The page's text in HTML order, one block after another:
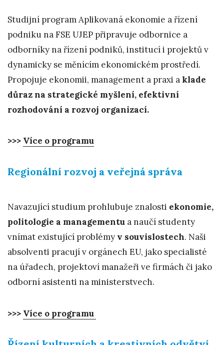
Studijní program Aplikovaná ekonomie a řízení
podniku na FSE UJEP připravuje odbornice a
odborníky na řízení podniků, institucí i projektů v
dynamicky se měnícím ekonomickém prostředí.
Propojuje ekonomii, management a praxi a klade
důraz na strategické myšlení, efektivní
rozhodování a rozvoj organizací.
>>> Více o programu
Regionální rozvoj a veřejná správa
Navazující studium prohlubuje znalosti ekonomie,
politologie a managementu a naučí studenty
vnímat existující problémy v souvislostech. Naši
absolventi pracují v orgánech EU, jako specialisté
na úřadech, projektoví manažeři ve firmách či jako
odborní asistenti na ministerstvech.
>>> Více o programu